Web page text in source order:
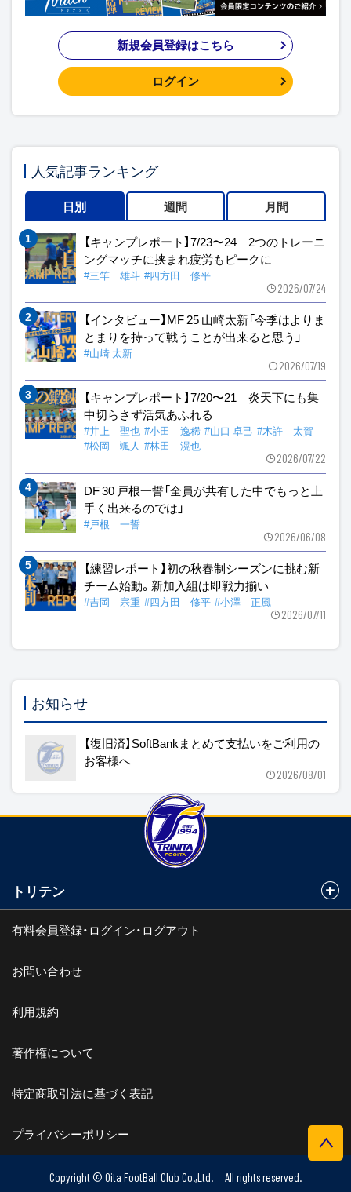
新規会員登録はこちら
ログイン
人気記事ランキング
日別 週間 月間
【キャンプレポート】7/23〜24 2つのトレーニ
ングマッチに挟まれ疲労もピークに
#三竿 雄斗 #四方田 修平
2026/07/24
【インタビュー】MF 25 山崎太新「今季はよりま
とまりを持って戦うことが出来ると思う」
#山崎 太新
2026/07/19
【キャンプレポート】7/20〜21 炎天下にも集
中切らさず活気あふれる
#井上 聖也 #小田 逸稀 #山口 卓己 #木許 太賀
#松岡 颯人 #林田 滉也
2026/07/22
DF 30 戸根一誓「全員が共有した中でもっと上
手く出来るのでは」
#戸根 一誓
2026/06/08
【練習レポート】初の秋春制シーズンに挑む新
チーム始動。新加入組は即戦力揃い
#吉岡 宗重 #四方田 修平 #小澤 正風
2026/07/11
お知らせ
【復旧済】SoftBankまとめて支払いをご利用の
お客様へ
2026/08/01
トリテン
有料会員登録・ログイン・ログアウト
お問い合わせ
利用規約
著作権について
特定商取引法に基づく表記
プライバシーポリシー
Copyright © Oita FootBall Club Co.,Ltd. All rights reserved.